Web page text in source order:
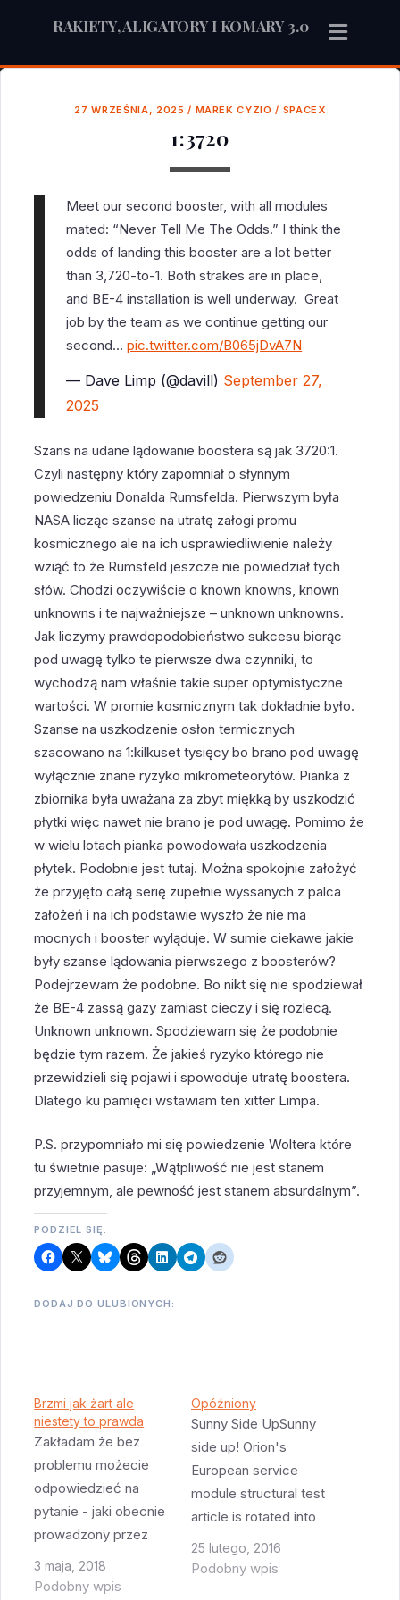
RAKIETY, ALIGATORY I KOMARY 3.0
27 WRZEŚNIA, 2025 / MAREK CYZIO / SPACEX
1:3720
Meet our second booster, with all modules
mated: “Never Tell Me The Odds.” I think the
odds of landing this booster are a lot better
than 3,720-to-1. Both strakes are in place,
and BE-4 installation is well underway. Great
job by the team as we continue getting our
second…pic.twitter.com/B065jDvA7N
— Dave Limp (@davill) September 27,
2025
Szans na udane lądowanie boostera są jak 3720:1.
Czyli następny który zapomniał o słynnym
powiedzeniu Donalda Rumsfelda. Pierwszym była
NASA licząc szanse na utratę załogi promu
kosmicznego ale na ich usprawiedliwienie należy
wziąć to że Rumsfeld jeszcze nie powiedział tych
słów. Chodzi oczywiście o known knowns, known
unknowns i te najważniejsze – unknown unknowns.
Jak liczymy prawdopodobieństwo sukcesu biorąc
pod uwagę tylko te pierwsze dwa czynniki, to
wychodzą nam właśnie takie super optymistyczne
wartości. W promie kosmicznym tak dokładnie było.
Szanse na uszkodzenie osłon termicznych
szacowano na 1:kilkuset tysięcy bo brano pod uwagę
wyłącznie znane ryzyko mikrometeorytów. Pianka z
zbiornika była uważana za zbyt miękką by uszkodzić
płytki więc nawet nie brano je pod uwagę. Pomimo że
w wielu lotach pianka powodowała uszkodzenia
płytek. Podobnie jest tutaj. Można spokojnie założyć
że przyjęto całą serię zupełnie wyssanych z palca
założeń i na ich podstawie wyszło że nie ma
mocnych i booster wyląduje. W sumie ciekawe jakie
były szanse lądowania pierwszego z boosterów?
Podejrzewam że podobne. Bo nikt się nie spodziewał
że BE-4 zassą gazy zamiast cieczy i się rozlecą.
Unknown unknown. Spodziewam się że podobnie
będzie tym razem. Że jakieś ryzyko którego nie
przewidzieli się pojawi i spowoduje utratę boostera.
Dlatego ku pamięci wstawiam ten xitter Limpa.
P.S. przypomniało mi się powiedzenie Woltera które
tu świetnie pasuje: „Wątpliwość nie jest stanem
przyjemnym, ale pewność jest stanem absurdalnym”.
PODZIEL SIĘ:
DODAJ DO ULUBIONYCH:
Brzmi jak żart ale
niestety to prawda
Zakładam że bez
problemu możecie
odpowiedzieć na
pytanie - jaki obecnie
prowadzony przez
NASA projekt jest
najbardziej opóźniony i
3 maja, 2018
Podobny wpis
Opóźniony
Sunny Side UpSunny
side up! Orion's
European service
module structural test
article is rotated into
position ahead of
solar panel
25 lutego, 2016
Podobny wpis